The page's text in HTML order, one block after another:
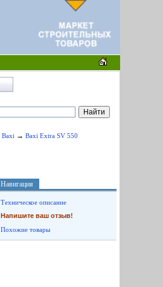
Baxi → Baxi Extra SV 550
Навигация
Техническое описание
Напишите ваш отзыв!
Похожие товары